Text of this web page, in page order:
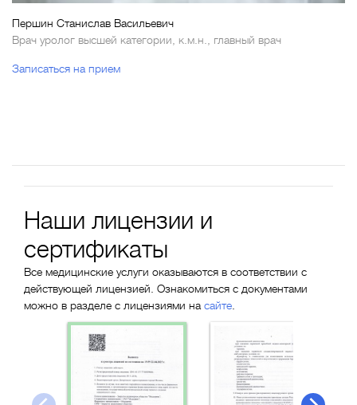
Першин Станислав Васильевич
Врач уролог высшей категории, к.м.н., главный врач
Записаться на прием
Наши лицензии и
сертификаты
Все медицинские услуги оказываются в соответствии с
действующей лицензией. Ознакомиться с документами
можно в разделе с лицензиями на сайте